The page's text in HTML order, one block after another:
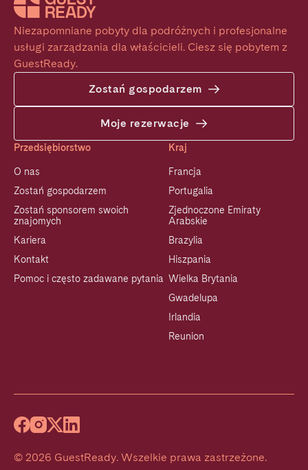
Niezapomniane pobyty dla podróżnych i profesjonalne
usługi zarządzania dla właścicieli. Ciesz się pobytem z
GuestReady.
Zostań gospodarzem
Moje rezerwacje
Przedsiębiorstwo
O nas
Zostań gospodarzem
Zostań sponsorem swoich
znajomych
Kariera
Kontakt
Pomoc i często zadawane pytania
Kraj
Francja
Portugalia
Zjednoczone Emiraty
Arabskie
Brazylia
Hiszpania
Wielka Brytania
Gwadelupa
Irlandia
Reunion
© 2026 GuestReady. Wszelkie prawa zastrzeżone.